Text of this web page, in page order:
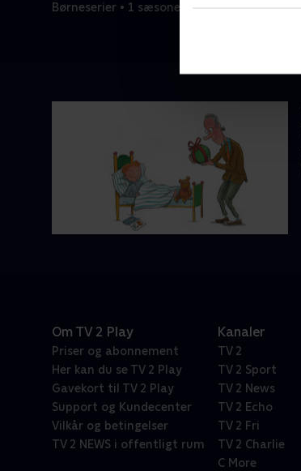
Børneserier • 1 sæsoner
Om TV 2 Play
Priser og abonnement
Her kan du se TV 2 Play
Gavekort til TV 2 Play
Support og Kundecenter
Vilkår og betingelser
TV 2 NEWS i offentligt rum
Kanaler
TV 2
TV 2 Sport
TV 2 News
TV 2 Echo
TV 2 Fri
TV 2 Charlie
C More